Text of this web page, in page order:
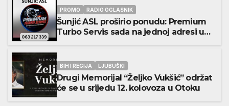
PROMO RADIO OGLASNIK
Šunjić ASL proširio ponudu: Premium
Turbo Servis sada na jednoj adresi u
BIH I REGIJA LJUBUŠKI
Drugi Memorijal “Željko Vukšić” održat
će se u srijedu 12. kolovoza u Otoku